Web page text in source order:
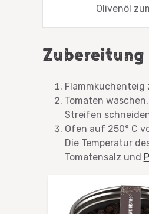
Olivenöl
Zubereitung
Flammkuchenteig
Tomaten
Streifen
Ofen auf 250° C
Die Temperatur
Tomatensalz und